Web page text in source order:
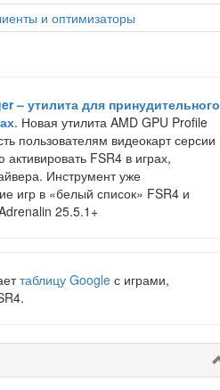
и оптимизаторы
– утилита для принудительного
. Новая утилита AMD GPU Profile
пользователям видеокарт серсии
FSR4 в играх,
Инструмент уже
игр в «белый список» FSR4 и
25.5.1+
таблицу Googleс играми,